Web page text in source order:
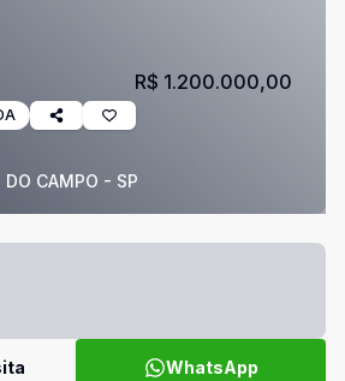
DO CAMPO - SP
R$ 1.200.000,00
WhatsApp